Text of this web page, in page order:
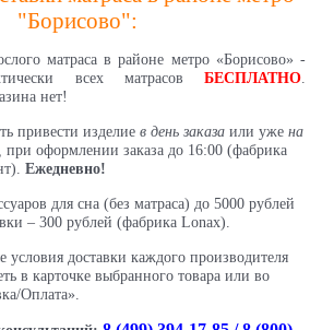
"Борисово":
матраса в районе метро «Борисово» -
всех матрасов БЕСПЛАТНО.
нет!
привести изделие в день заказа или уже на
при оформлении заказа до 16:00 (фабрика
Ежедневно!
для сна (без матраса) до 5000 рублей
– 300 рублей (фабрика Lonax).
условия доставки каждого производителя
в карточке выбранного товара или во
Оплата».